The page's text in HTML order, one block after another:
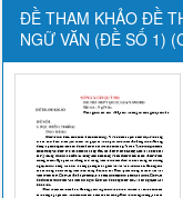
ĐỀ THAM KHẢO ĐỀ
NGỮ VĂN (ĐỀ SỐ 1)